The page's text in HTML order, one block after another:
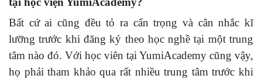
Bất cứ ai cũng đều tỏ ra cẩn trọng và cân nhắc kĩ
lưỡng trước khi đăng ký theo học nghề tại một trung
tâm nào đó. Với học viên tại YumiAcademy cũng vậy,
họ phải tham khảo qua rất nhiều trung tâm trước khi